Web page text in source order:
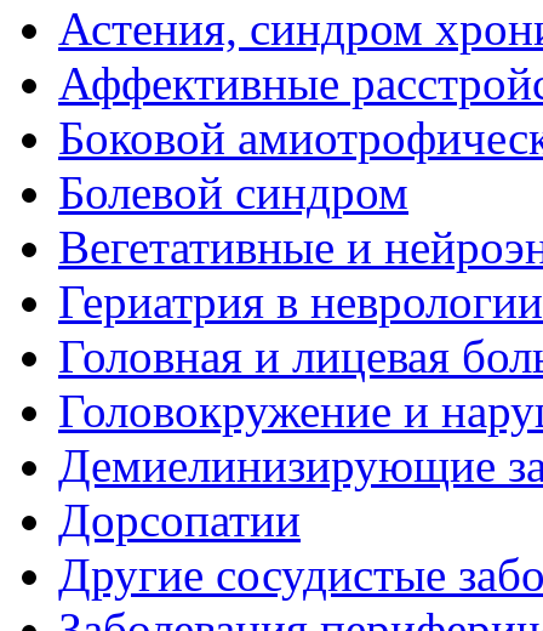
Астения, синдром
Аффективные
Боковой
Болевой синдром
Вегетативные и
Гериатрия в неврологии
Головная и лицевая
Головокружение и
Демиелинизирующие
Дорсопатии
Другие сосудистые